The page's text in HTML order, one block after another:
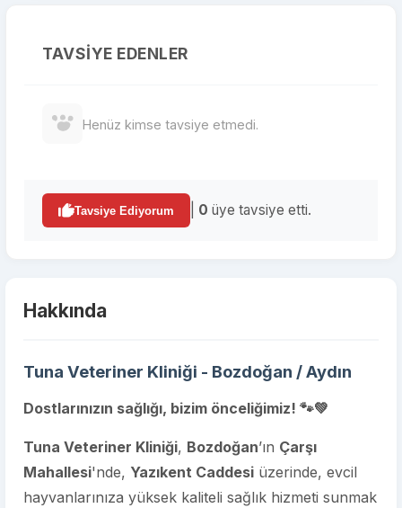
TAVSIYE EDENLER
Henüz kimse tavsiye etmedi.
Tavsiye Ediyorum 0 üye tavsiye etti.
Hakkında
Tuna Veteriner Kliniği - Bozdoğan / Aydın
Dostlarınızın sağlığı, bizim önceliğimiz! 🐾💚
Tuna Veteriner Kliniği, Bozdoğan’ın Çarşı
Mahallesi'nde, Yazıkent Caddesi üzerinde, evcil
hayvanlarınıza yüksek kaliteli sağlık hizmeti sunmak